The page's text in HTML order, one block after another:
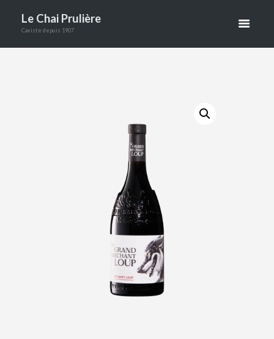
SAINT LOUP
DOMAINE
LE GRAND MÉCHANT LOUP PIC
Le Chai Prulière
Caviste depuis 1907